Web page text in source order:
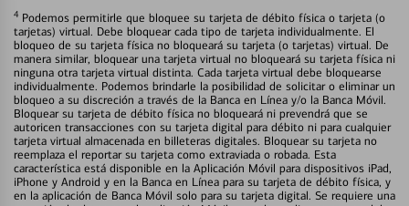
4 Podemos permitirle que bloquee su tarjeta de débito física o tarjeta (o
tarjetas) virtual. Debe bloquear cada tipo de tarjeta individualmente. El
bloqueo de su tarjeta física no bloqueará su tarjeta (o tarjetas) virtual. De
manera similar, bloquear una tarjeta virtual no bloqueará su tarjeta física ni
ninguna otra tarjeta virtual distinta. Cada tarjeta virtual debe bloquearse
individualmente. Podemos brindarle la posibilidad de solicitar o eliminar un
bloqueo a su discreción a través de la Banca en Línea y/o la Banca Móvil.
Bloquear su tarjeta de débito física no bloqueará ni prevendrá que se
autoricen transacciones con su tarjeta digital para débito ni para cualquier
tarjeta virtual almacenada en billeteras digitales. Bloquear su tarjeta no
reemplaza el reportar su tarjeta como extraviada o robada. Esta
característica está disponible en la Aplicación Móvil para dispositivos iPad,
iPhone y Android y en la Banca en Línea para su tarjeta de débito física, y
en la aplicación de Banca Móvil solo para su tarjeta digital. Se requiere una